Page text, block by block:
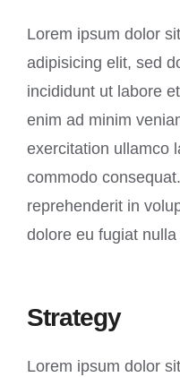
Lorem ipsum dolor
adipisicing elit, sed
incididunt ut labore
enim ad minim
exercitation ullamco
commodo
reprehenderit in
dolore eu fugiat
Strategy
Lorem ipsum dolor